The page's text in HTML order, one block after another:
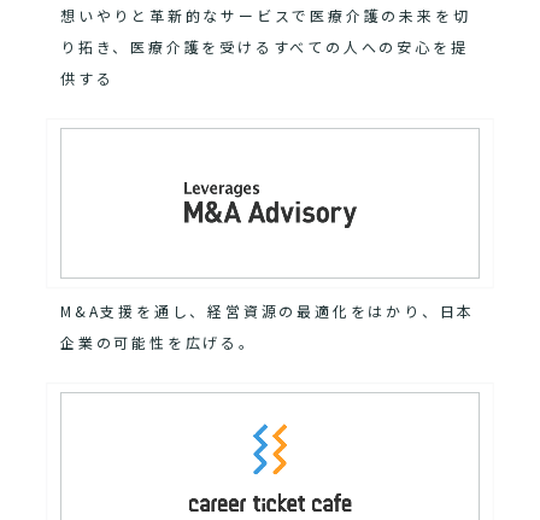
想いやりと革新的なサービスで医療介護の未来を切
り拓き、医療介護を受けるすべての人への安心を提
供する
M&A支援を通し、経営資源の最適化をはかり、日本
企業の可能性を広げる。